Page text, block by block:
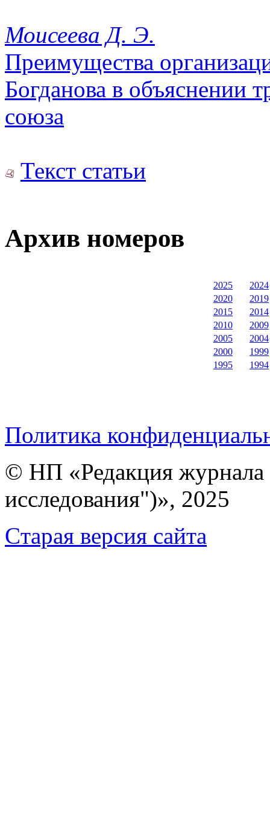
Моисеева Д. Э.
Преимущества
Богданова в объяснении
союза
Текст статьи
Архив номеров
2025
2024
2020
2019
2015
2014
2010
2009
2005
2004
2000
1999
1995
1994
Политика
© НП «Редакция
исследования")», 2025
Cтарая версия сайта